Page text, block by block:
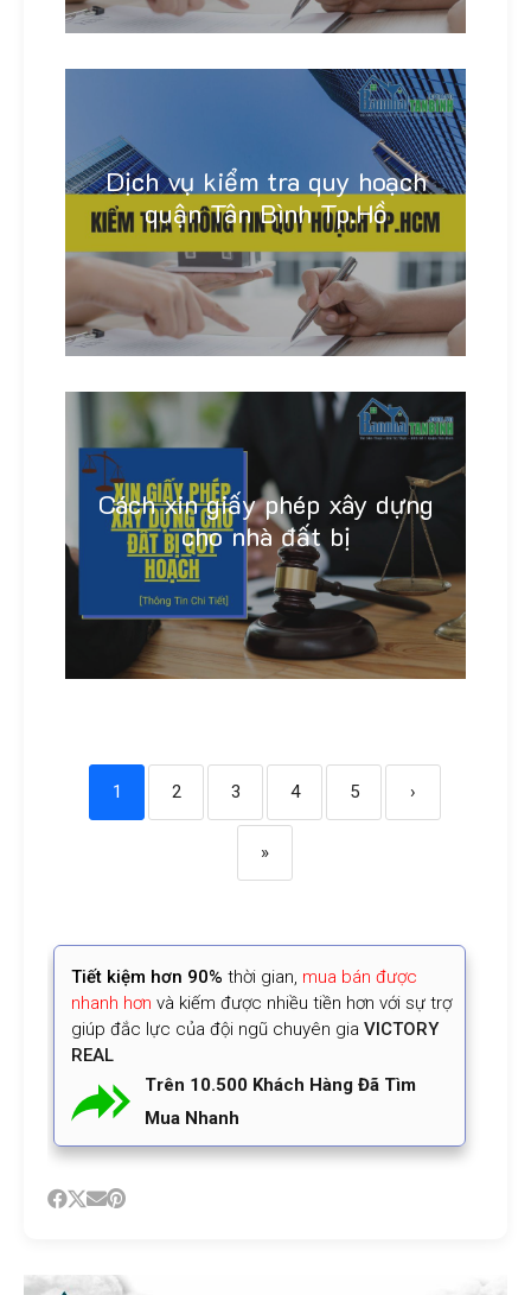
Dịch vụ kiểm tra quy hoạch
quận Tân Bình Tp.Hồ
Linh Khánh
Cách xin giấy phép xây dựng
cho nhà đất bị
Linh Khánh
1 2 3 4 5 ›
»
Tiết kiệm hơn 90% thời gian mua bán được
nhanh hơn và kiếm được nhiều tiền hơn với sự trợ
giúp đắc lực của đội ngũ chuyên gia VICTORY
REAL
Trên 10.500 Khách Hàng Đã Tìm
Mua Nhanh